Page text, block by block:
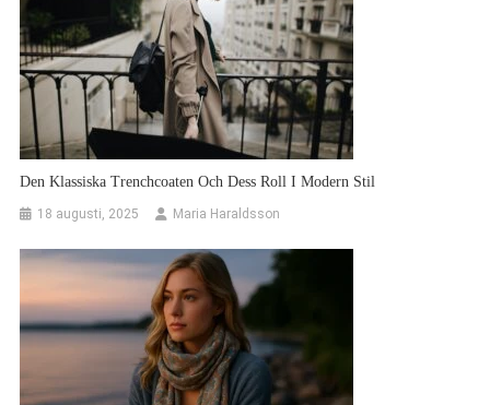
Den Klassiska Trenchcoaten Och Dess Roll I Modern Stil
18 augusti, 2025 Maria Haraldsson